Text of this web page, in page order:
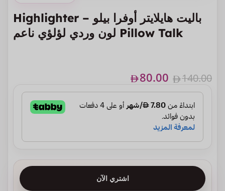
باليت هايلايتر أوفرا بيلو Highlighter –
Pillow Talk لون وردي لؤلؤي ناعم
140.00
80.00
اشتري الآن